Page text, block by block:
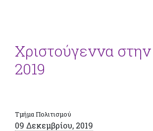
Χριστούγεννα
2019
Τμήμα Πολιτισμού
09 Δεκεμβρίου, 2019